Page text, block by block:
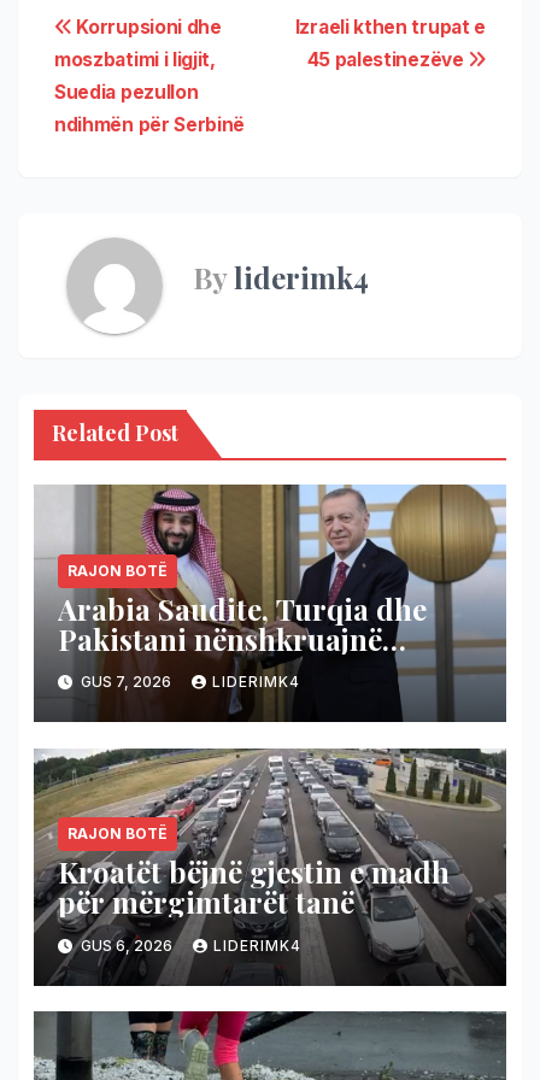
Izraeli kthen trupat e
45 palestinezëve
Korrupsioni dhe
moszbatimi i ligjit,
Suedia pezullon
ndihmën për Serbinë
Byliderimk4
Related Post
RAJON BOTË
Arabia Saudite, Turqia dhe
Pakistani nënshkruajnë
marrëveshje mbrojtëse, nëse
sulmohet njëri shtet,
përgjigjen bashkë!
GUS 7, 2026 LIDERIMK4
RAJON BOTË
Kroatët bëjnë gjestin e madh
për mërgimtarët tanë
GUS 6, 2026 LIDERIMK4